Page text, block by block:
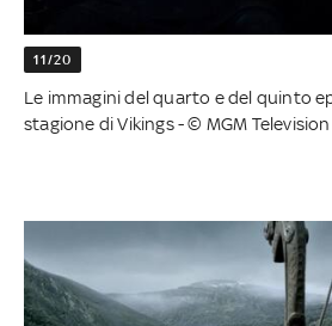
11/20
Le immagini del quarto e del quinto
stagione di Vikings - © MGM